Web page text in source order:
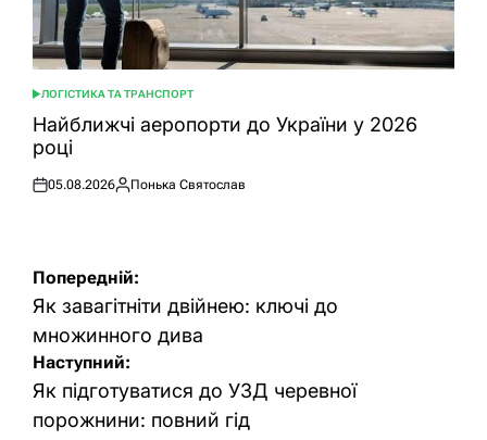
ОПУБЛІКУВАТИ
У
ЛОГІСТИКА ТА ТРАНСПОРТ
Найближчі аеропорти до України у 2026
році
Оприлюднено
05.08.2026
Опубліковано
Понька Святослав
Навігація
записів
Попередній:
Як завагітніти двійнею: ключі до
множинного дива
Наступний:
Як підготуватися до УЗД черевної
порожнини: повний гід